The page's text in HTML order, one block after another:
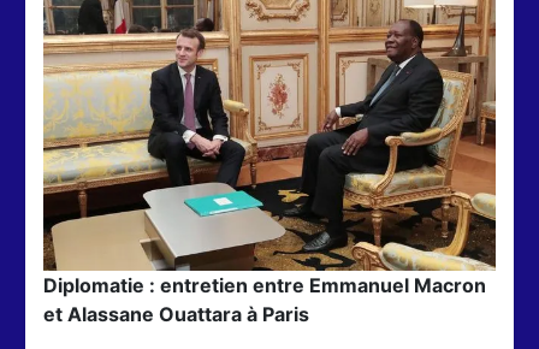
Diplomatie : entretien entre Emmanuel Macron
et Alassane Ouattara à Paris